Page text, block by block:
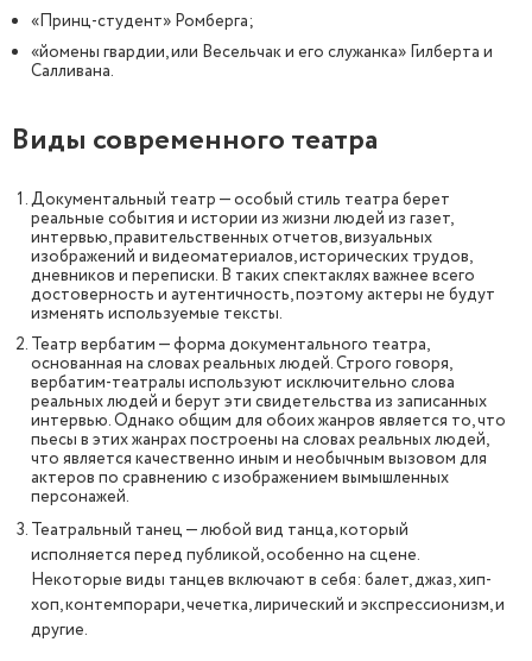
«Принц-студент» Ромберга;
«йомены гвардии, или Весельчак и его служанка» Гилберта и
Салливана.
Виды современного театра
Документальный театр — особый стиль театра берет
реальные события и истории из жизни людей из газет,
интервью, правительственных отчетов, визуальных
изображений и видеоматериалов, исторических трудов,
дневников и переписки. В таких спектаклях важнее всего
достоверность и аутентичность, поэтому актеры не будут
изменять используемые тексты.
Театр вербатим — форма документального театра,
основанная на словах реальных людей. Строго говоря,
вербатим-театралы используют исключительно слова
реальных людей и берут эти свидетельства из записанных
интервью. Однако общим для обоих жанров является то, что
пьесы в этих жанрах построены на словах реальных людей,
что является качественно иным и необычным вызовом для
актеров по сравнению с изображением вымышленных
персонажей.
Театральный танец — любой вид танца, который
исполняется перед публикой, особенно на сцене.
Некоторые виды танцев включают в себя: балет, джаз, хип-
хоп, контемпорари, чечетка, лирический и экспрессионизм, и
другие.